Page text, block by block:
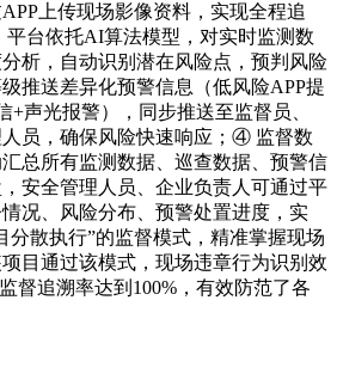
上传现场影像资料，实现全程追
台依托AI算法模型，对实时监测数
析，自动识别潜在风险点，预判风险
推送差异化预警信息（低风险APP提
+声光报警），同步推送至监督员、
员，确保风险快速响应；④ 监督数
总所有监测数据、巡查数据、预警信
安全管理人员、企业负责人可通过平
况、风险分布、预警处置进度，实
分散执行”的监督模式，精准掌握现场
目通过该模式，现场违章行为识别效
督追溯率达到100%，有效防范了各